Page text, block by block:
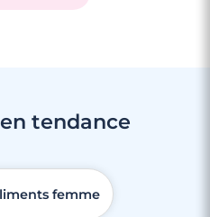
tendance
femme